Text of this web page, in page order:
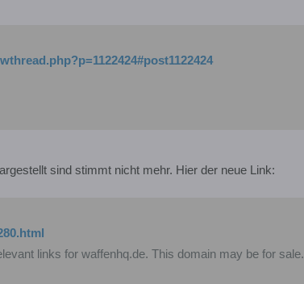
sind stimmt nicht mehr. Hier der neue Link:
links for waffenhq.de. This domain may be for sale.